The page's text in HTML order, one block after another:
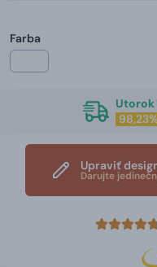
Farba
Utorok
Upraviť
Darujte